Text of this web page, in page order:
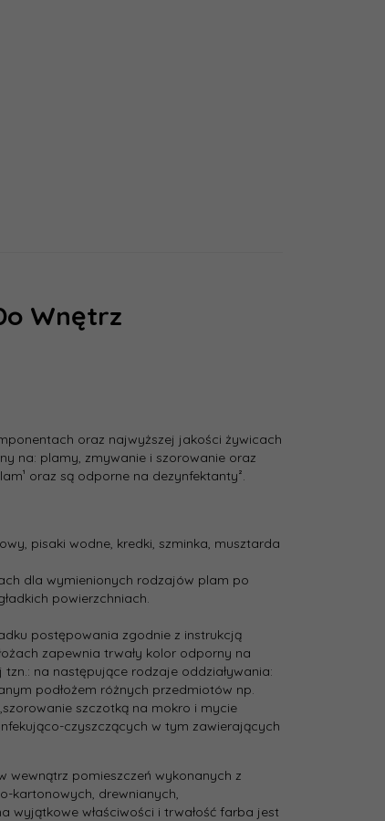
Wnętrz
oraz najwyższej jakości żywicach
na: plamy, zmywanie i szorowanie oraz
oraz są odporne na dezynfektanty².
pisaki wodne, kredki, szminka, musztarda
dla wymienionych rodzajów plam po
powierzchniach.
postępowania zgodnie z instrukcją
zapewnia trwały kolor odporny na
na następujące rodzaje oddziaływania:
podłożem różnych przedmiotów np.
szczotką na mokro i mycie
czyszczących w tym zawierających
pomieszczeń wykonanych z
­kartonowych, drewnianych,
wyjątkowe właściwości i trwałość farba jest
odcienie szarości i srebra,
C68 Intensywny Sodalit
ścienna
Farba ceramiczna
mat